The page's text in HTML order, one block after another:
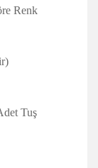
Renk
Tuş